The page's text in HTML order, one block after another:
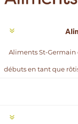
Aliments St-
débuts en tant que